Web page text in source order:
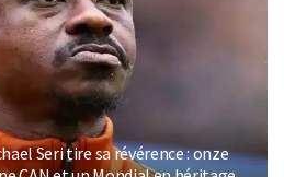
Seri tire sa révérence : onze